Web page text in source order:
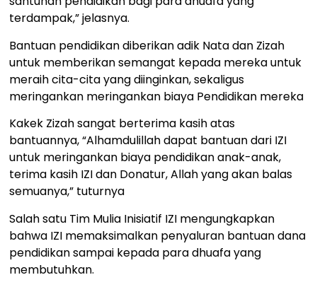
terdampak,” jelasnya.
Bantuan pendidikan diberikan adik Nata dan Zizah
untuk memberikan semangat kepada mereka untuk
meraih cita-cita yang diinginkan, sekaligus
meringankan meringankan biaya Pendidikan mereka
Kakek Zizah sangat berterima kasih atas
bantuannya, “Alhamdulillah dapat bantuan dari IZI
untuk meringankan biaya pendidikan anak-anak,
terima kasih IZI dan Donatur, Allah yang akan balas
semuanya,” tuturnya
Salah satu Tim Mulia Inisiatif IZI mengungkapkan
bahwa IZI memaksimalkan penyaluran bantuan dana
pendidikan sampai kepada para dhuafa yang
membutuhkan.